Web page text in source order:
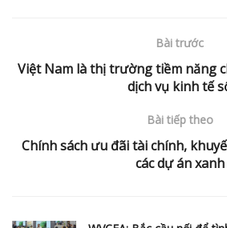
Bài trước
Việt Nam là thị trường tiềm năng
dịch vụ kinh tế
Bài tiếp theo
Chính sách ưu đãi tài chính,
các dự án xanh